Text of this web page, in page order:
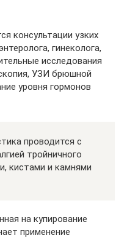
консультации узких
гинеколога,
исследования
УЗИ брюшной
уровня гормонов
проводится с
тройничного
кистами и камнями
на купирование
применение